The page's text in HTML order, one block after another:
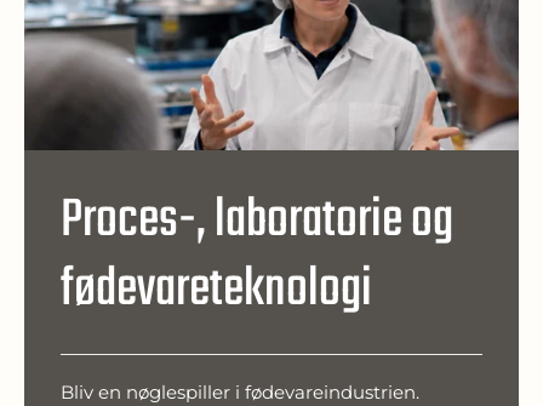
Proces-, laboratorie og
fødevareteknologi
Bliv en nøglespiller i fødevareindustrien.